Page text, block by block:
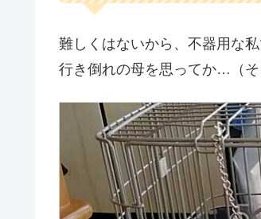
難しくはないから、不器用な
行き倒れの母を思ってか…（そ